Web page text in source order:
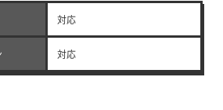
対応
対応